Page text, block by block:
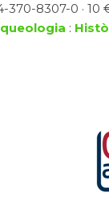
370-8307-0 · 10
: